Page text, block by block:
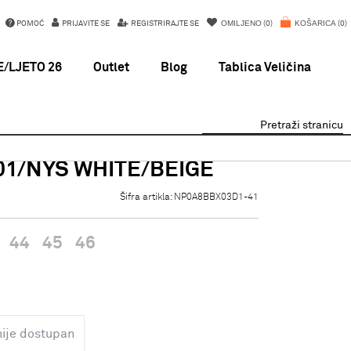
KOŠARICA 0
OMILJENO 0
PRIJAVITE SE REGISTRIRAJTE SE
POMOĆ
LJETO 26 Outlet Blog Tablica Veličina
Pretraži stranicu
NYS WHITE/BEIGE
Šifra artikla: NP0A8BBX03D1-41
44 45 46
dostupan